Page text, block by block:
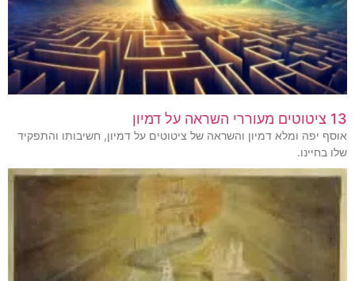
13 ציטוטים מעוררי השראה על דמיון
אוסף יפה ומלא דמיון והשראה של ציטוטים על דמיון, חשיבותו והתפקיד
שלו בחיינו.